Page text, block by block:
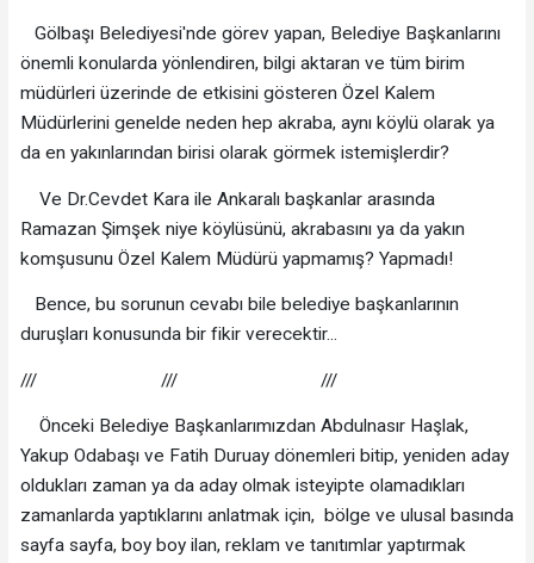
Gölbaşı Belediyesi'nde görev yapan, Belediye Başkanlarını
önemli konularda yönlendiren, bilgi aktaran ve tüm birim
müdürleri üzerinde de etkisini gösteren Özel Kalem
Müdürlerini genelde neden hep akraba, aynı köylü olarak ya
da en yakınlarından birisi olarak görmek istemişlerdir?
Ve Dr.Cevdet Kara ile Ankaralı başkanlar arasında
Ramazan Şimşek niye köylüsünü, akrabasını ya da yakın
komşusunu Özel Kalem Müdürü yapmamış? Yapmadı!
Bence, bu sorunun cevabı bile belediye başkanlarının
duruşları konusunda bir fikir verecektir...
/// /// ///
Önceki Belediye Başkanlarımızdan Abdulnasır Haşlak,
Yakup Odabaşı ve Fatih Duruay dönemleri bitip, yeniden aday
oldukları zaman ya da aday olmak isteyipte olamadıkları
zamanlarda yaptıklarını anlatmak için, bölge ve ulusal basında
sayfa sayfa, boy boy ilan, reklam ve tanıtımlar yaptırmak